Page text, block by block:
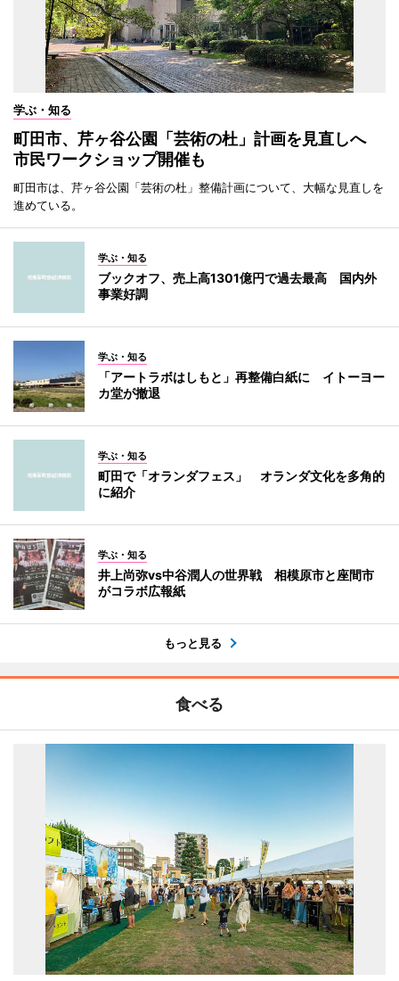
学ぶ・知る
町田市、芹ヶ谷公園「芸術の杜」計画を見直しへ
市民ワークショップ開催も
町田市は、芹ヶ谷公園「芸術の杜」整備計画について、大幅な見直しを
進めている。
学ぶ・知る
ブックオフ、売上高1301億円で過去最高 国内外
事業好調
学ぶ・知る
「アートラボはしもと」再整備白紙に イトーヨー
カ堂が撤退
学ぶ・知る
町田で「オランダフェス」 オランダ文化を多角的
に紹介
学ぶ・知る
井上尚弥vs中谷潤人の世界戦 相模原市と座間市
がコラボ広報紙
もっと見る
食べる